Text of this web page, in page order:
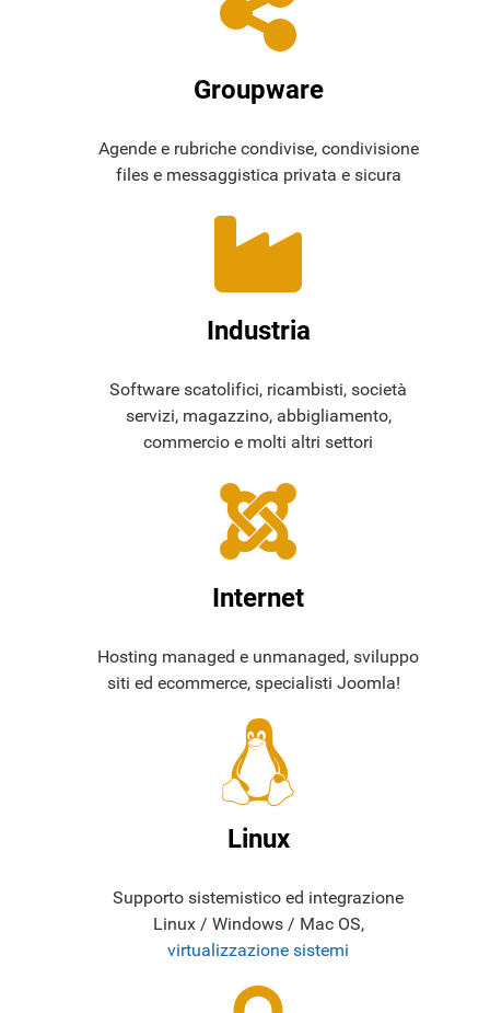
Groupware
Agende e rubriche condivise, condivisione
files e messaggistica privata e sicura
Industria
Software scatolifici, ricambisti, società
servizi, magazzino, abbigliamento,
commercio e molti altri settori
Internet
Hosting managed e unmanaged, sviluppo
siti ed ecommerce, specialisti Joomla!
Linux
Supporto sistemistico ed integrazione
Linux / Windows / Mac OS,
virtualizzazione sistemi